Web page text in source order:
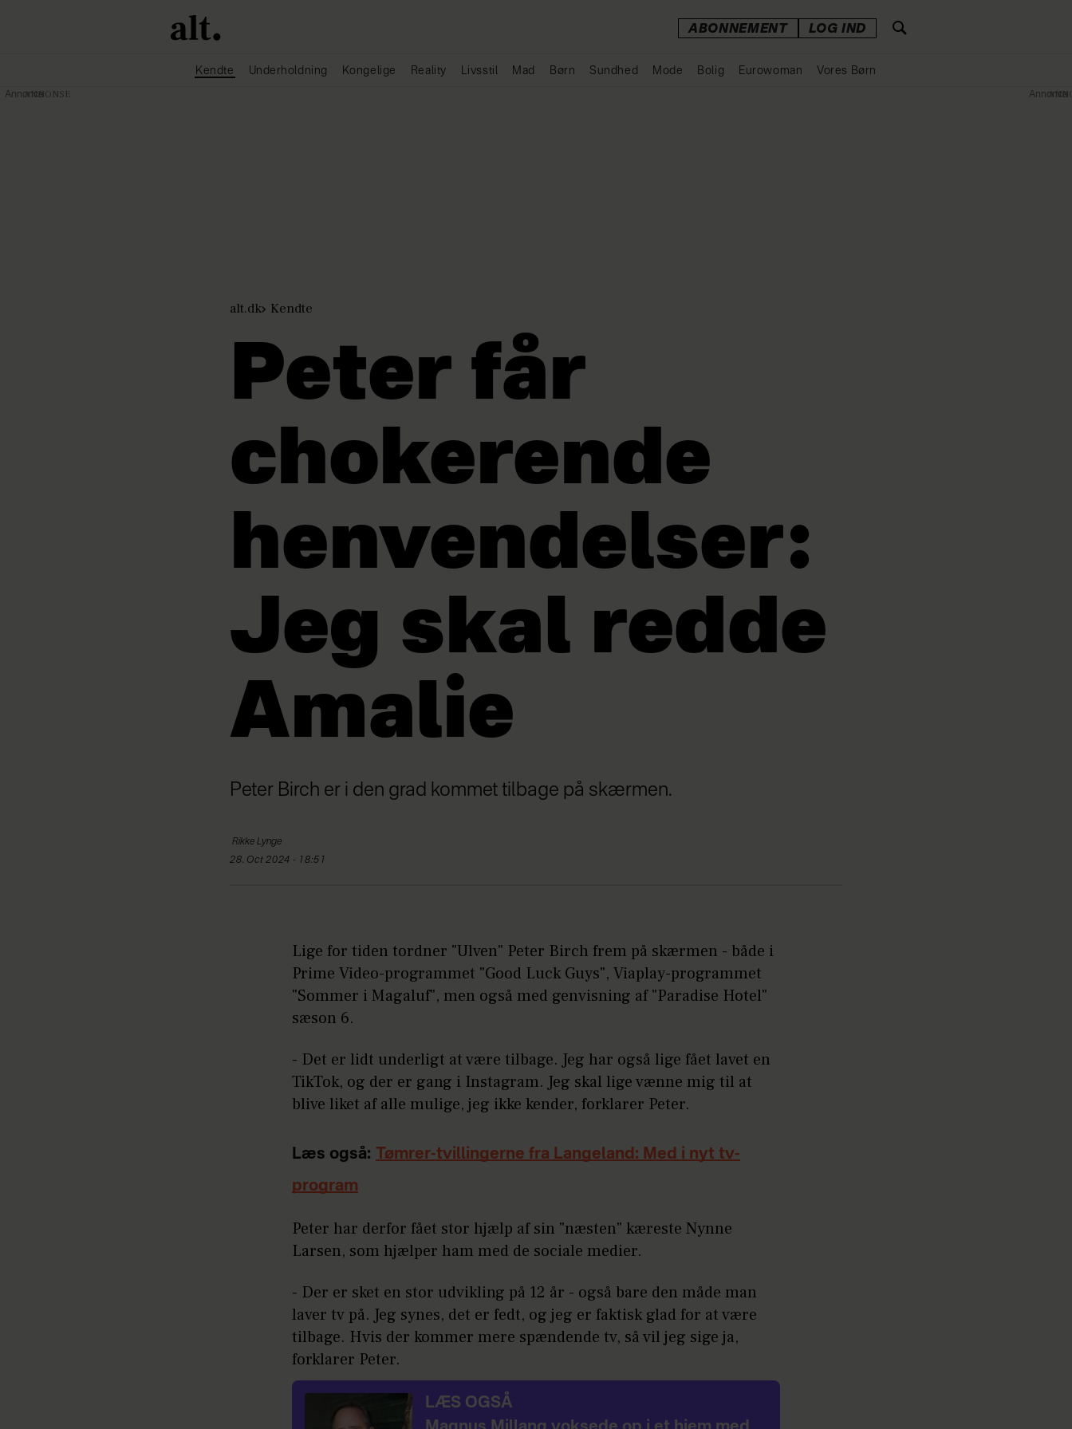
ABONNEMENT LOG IND
Kendte Underholdning Kongelige Reality Livsstil Mad Børn Sundhed Mode Bolig Eurowoman Vores Børn
alt.dk Kendte
Peter får
chokerende
henvendelser:
Jeg skal redde
Amalie
Peter Birch er i den grad kommet tilbage på skærmen.
Rikke Lynge
28. Oct 2024 - 18:51
Lige for tiden tordner "Ulven" Peter Birch frem på skærmen - både i
Prime Video-programmet "Good Luck Guys", Viaplay-programmet
"Sommer i Magaluf", men også med genvisning af "Paradise Hotel"
sæson 6.
- Det er lidt underligt at være tilbage. Jeg har også lige fået lavet en
TikTok, og der er gang i Instagram. Jeg skal lige vænne mig til at
blive liket af alle mulige, jeg ikke kender, forklarer Peter.
Læs også: Tømrer-tvillingerne fra Langeland: Med i nyt tv-
program
Peter har derfor fået stor hjælp af sin "næsten" kæreste Nynne
Larsen, som hjælper ham med de sociale medier.
- Der er sket en stor udvikling på 12 år - også bare den måde man
laver tv på. Jeg synes, det er fedt, og jeg er faktisk glad for at være
tilbage. Hvis der kommer mere spændende tv, så vil jeg sige ja,
forklarer Peter.
LÆS OGSÅ
Annonce Annonce